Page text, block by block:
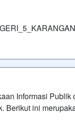
Informasi Publik
Berikut ini